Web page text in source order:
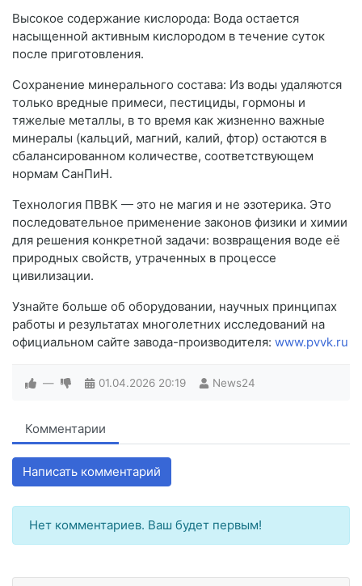
Высокое содержание кислорода: Вода остается
насыщенной активным кислородом в течение суток
после приготовления.
Сохранение минерального состава: Из воды удаляются
только вредные примеси, пестициды, гормоны и
тяжелые металлы, в то время как жизненно важные
минералы (кальций, магний, калий, фтор) остаются в
сбалансированном количестве, соответствующем
нормам СанПиН.
Технология ПВВК — это не магия и не эзотерика. Это
последовательное применение законов физики и химии
для решения конкретной задачи: возвращения воде её
природных свойств, утраченных в процессе
цивилизации.
Узнайте больше об оборудовании, научных принципах
работы и результатах многолетних исследований на
официальном сайте завода-производителя: www.pvvk.ru
— 01.04.2026 20:19 News24
Комментарии
Написать комментарий
Нет комментариев. Ваш будет первым!